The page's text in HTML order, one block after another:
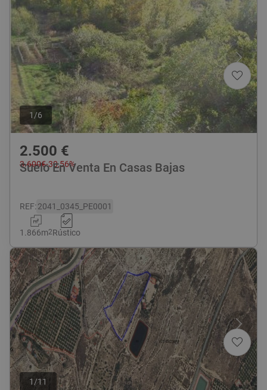
1 /6
2.500 €
3.600€-30,56%
Suelo En Venta En Casas Bajas
REF:2041_0345_PE0001
1.866m2Rústico
1 /11